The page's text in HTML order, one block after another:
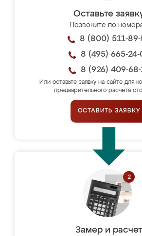
Оставьте
Позвоните по
8 (800) 511-89-
8 (495) 665-24-
8 (926) 409-68-
Или оставьте заявку на сайте для
предварительного расчёта
ОСТАВИТЬ ЗАЯВКУ
Замер и расчет